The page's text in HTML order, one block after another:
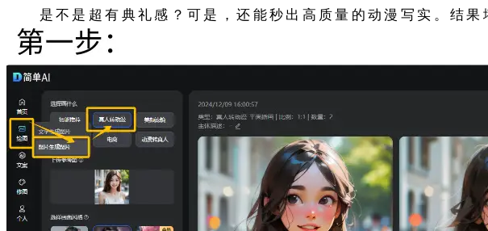
是不是超有典礼感？可是，还能秒出高质量的动漫写实。结果